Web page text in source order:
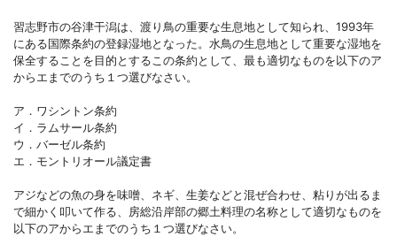
習志野市の谷津干潟は、渡り鳥の重要な生息地として知られ、1993年
にある国際条約の登録湿地となった。水鳥の生息地として重要な湿地を
保全することを目的とするこの条約として、最も適切なものを以下のア
からエまでのうち１つ選びなさい。
ア．ワシントン条約
イ．ラムサール条約
ウ．バーゼル条約
エ．モントリオール議定書
アジなどの魚の身を味噌、ネギ、生姜などと混ぜ合わせ、粘りが出るま
で細かく叩いて作る、房総沿岸部の郷土料理の名称として適切なものを
以下のアからエまでのうち１つ選びなさい。